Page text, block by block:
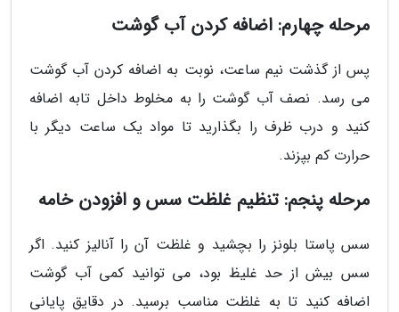
مرحله چهارم: اضافه کردن آب گوشت
پس از گذشت نیم ساعت، نوبت به اضافه کردن آب گوشت
می رسد. نصف آب گوشت را به مخلوط داخل تابه اضافه
کنید و درب ظرف را بگذارید تا مواد یک ساعت دیگر با
حرارت کم بپزند.
مرحله پنجم: تنظیم غلظت سس و افزودن خامه
سس پاستا بلونز را بچشید و غلظت آن را آنالیز کنید. اگر
سس بیش از حد غلیظ بود، می توانید کمی آب گوشت
اضافه کنید تا به غلظت مناسب برسید. در دقایق پایانی